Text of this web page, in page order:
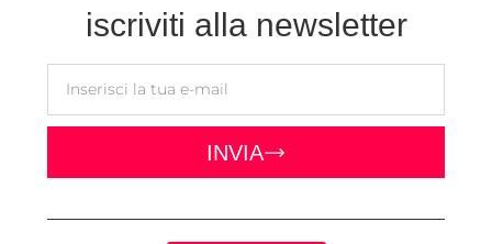
iscriviti alla newsletter
INVIA